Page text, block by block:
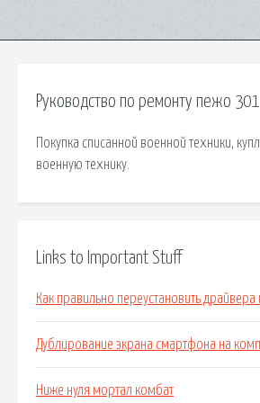
Руководство по ремонту пежо 301
Покупка списанной военной техники,
военную технику.
Links to Important Stuff
Как правильно переустановить драйвера
Дублирование экрана смартфона на
Ниже нуля мортал комбат